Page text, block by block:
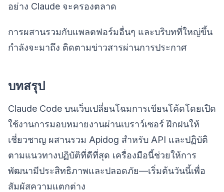
อย่าง Claude จะครองตลาด
การผสานรวมกับแพลตฟอร์มอื่นๆ และบริบทที่ใหญ่ขึ้น
กำลังจะมาถึง ติดตามข่าวสารผ่านการประกาศ
บทสรุป
Claude Code บนเว็บเปลี่ยนโฉมการเขียนโค้ดโดยเปิด
ใช้งานการมอบหมายงานผ่านเบราว์เซอร์ ฝึกฝนให้
เชี่ยวชาญ ผสานรวม Apidog สำหรับ API และปฏิบัติ
ตามแนวทางปฏิบัติที่ดีที่สุด เครื่องมือนี้ช่วยให้การ
พัฒนามีประสิทธิภาพและปลอดภัย—เริ่มต้นวันนี้เพื่อ
สัมผัสความแตกต่าง